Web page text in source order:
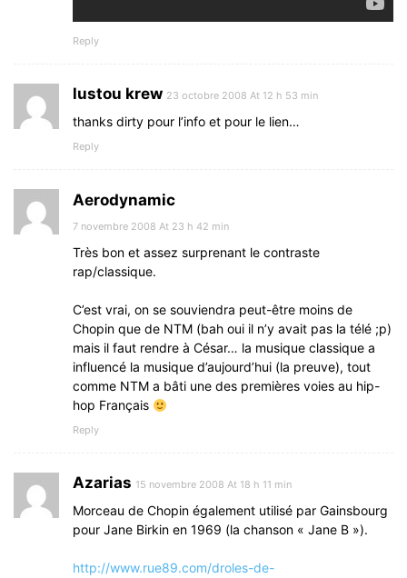
Reply
lustou krew 23 octobre 2008 At 12 h 53 min
thanks dirty pour l’info et pour le lien…
Reply
Aerodynamic
7 novembre 2008 At 23 h 42 min
Très bon et assez surprenant le contraste
rap/classique.
C’est vrai, on se souviendra peut-être moins de
Chopin que de NTM (bah oui il n’y avait pas la télé ;p)
mais il faut rendre à César… la musique classique a
influencé la musique d’aujourd’hui (la preuve), tout
comme NTM a bâti une des premières voies au hip-
hop Français
Reply
Azarias 15 novembre 2008 At 18 h 11 min
Morceau de Chopin également utilisé par Gainsbourg
pour Jane Birkin en 1969 (la chanson « Jane B »).
http://www.rue89.com/droles-de-